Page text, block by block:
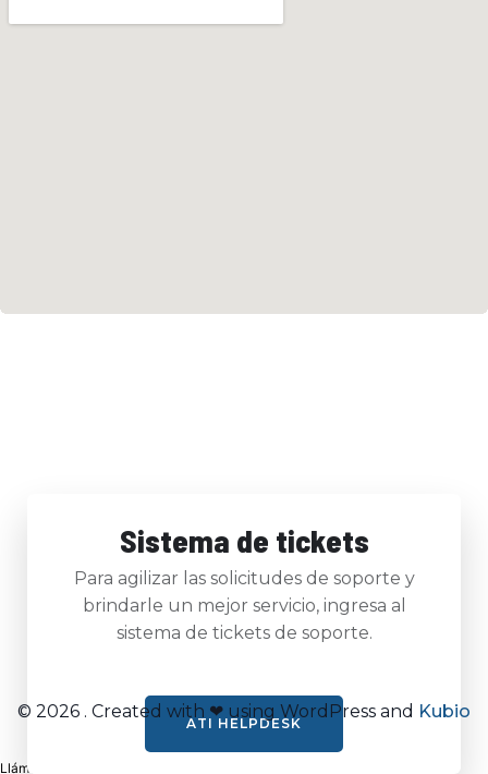
Sistema de tickets
Para agilizar las solicitudes de soporte y
brindarle un mejor servicio, ingresa al
sistema de tickets de soporte.
ATI HELPDESK
© 2026 . Created with ❤ using WordPress and Kubio
Llámanos al 0997581840 / 0997581867